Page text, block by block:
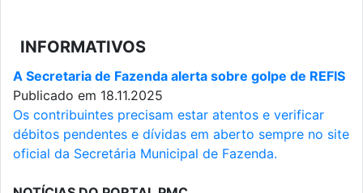
INFORMATIVOS
A Secretaria de Fazenda alerta sobre golpe de REFIS
Publicado em 18.11.2025
Os contribuintes precisam estar atentos e verificar
débitos pendentes e dívidas em aberto sempre no site
oficial da Secretária Municipal de Fazenda.